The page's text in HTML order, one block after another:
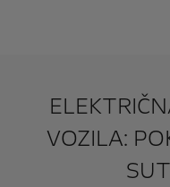
VOZILA: